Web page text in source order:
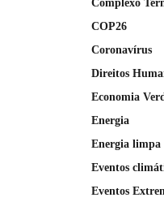
Complexo
COP26
Coronavírus
Direitos
Economia
Energia
Energia limpa
Eventos
Eventos